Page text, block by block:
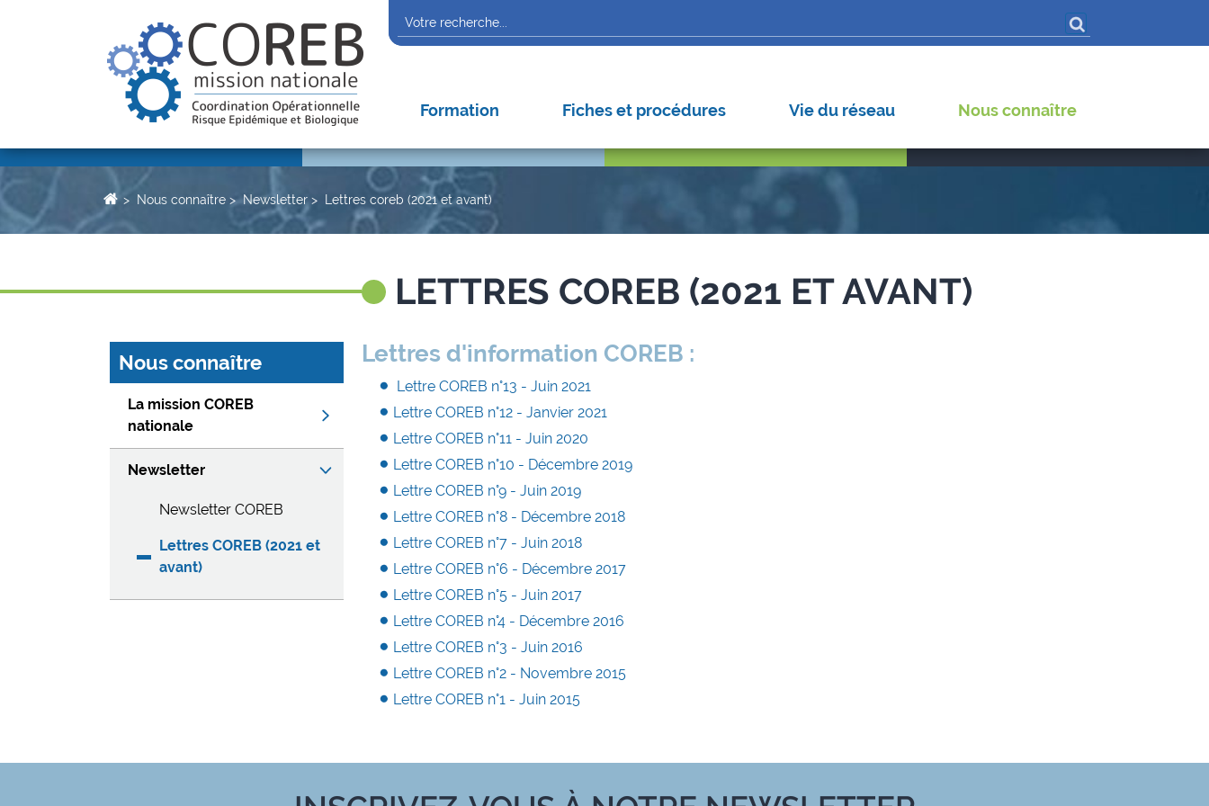
Formation Fiches et procédures Vie du réseau Nous connaître
Autres pathogènes
Nous connaître Newsletter Lettres coreb (2021 et avant)
LETTRES COREB (2021 ET AVANT)
Lettres d'information COREB :
Lettre COREB n°13 - Juin 2021
Lettre COREB n°12 - Janvier 2021
Lettre COREB n°11 - Juin 2020
Lettre COREB n°10 - Décembre 2019
Lettre COREB n°9 - Juin 2019
Lettre COREB n°8 - Décembre 2018
Lettre COREB n°7 - Juin 2018
Lettre COREB n°6 - Décembre 2017
Lettre COREB n°5 - Juin 2017
Lettre COREB n°4 - Décembre 2016
Lettre COREB n°3 - Juin 2016
Lettre COREB n°2 - Novembre 2015
Lettre COREB n°1 - Juin 2015
Nous connaître
La mission COREB
nationale
Newsletter
Newsletter COREB
Lettres COREB (2021 et
avant)